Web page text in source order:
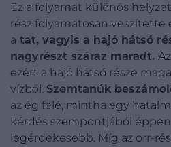
Ez a folyamat különös
rész folyamatosan veszítette
a tat, vagyis a hajó hátsó
nagyrészt száraz maradt.
ezért a hajó hátsó része
vízből. Szemtanúk
az ég felé, mintha egy
kérdés szempontjából éppen
legérdekesebb. Míg az orr-